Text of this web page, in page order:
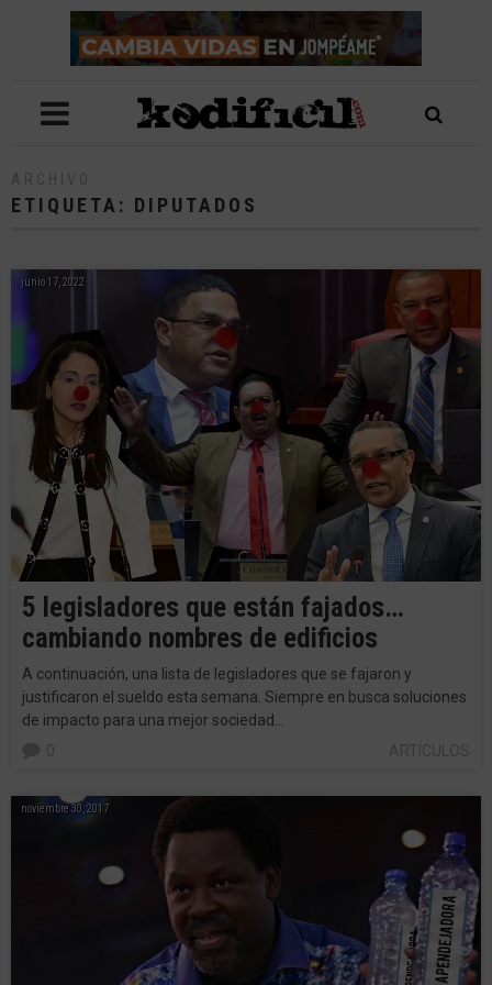
ETIQUETA: DIPUTADOS
junio 17, 2022
5 legisladores que están fajados…
cambiando nombres de edificios
A continuación, una lista de legisladores que se fajaron y
justificaron el sueldo esta semana. Siempre en busca soluciones
de impacto para una mejor sociedad…
noviembre 30, 2017